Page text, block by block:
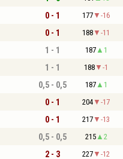
0 - 1 177 -16
0 - 1 188 -11
1 - 1 187 1
1 - 1 188 -1
0,5 - 0,5 187 1
0 - 1 204 -17
0 - 1 217 -13
0,5 - 0,5 215 2
2 - 3 227 -12